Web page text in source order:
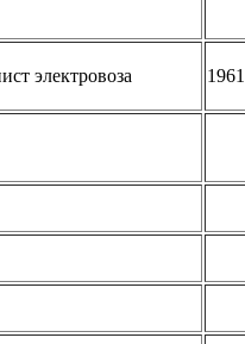
электровоза 1961